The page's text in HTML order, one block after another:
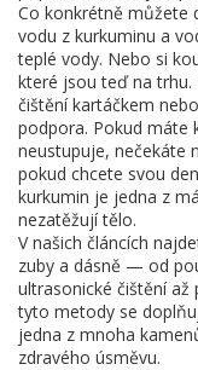
Co konkrétně můžete
vodu z kurkuminu a
teplé vody. Nebo si
které jsou teď na
čištění kartáčkem
podpora. Pokud máte
neustupuje, nečekáte
pokud chcete svou
kurkumin je jedna z
nezatěžují tělo.
V našich článcích
zuby a dásně — od
ultrasonické čištění až
tyto metody se
jedna z mnoha
zdravého úsměvu.